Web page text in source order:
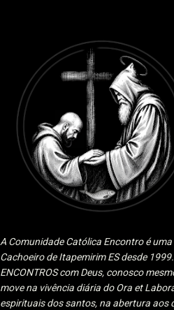
A Comunidade Católica Encontro é
Cachoeiro de Itapemirim ES desde
ENCONTROS com Deus, conosco
move na vivência diária do Ora et
espirituais dos santos, na abertura